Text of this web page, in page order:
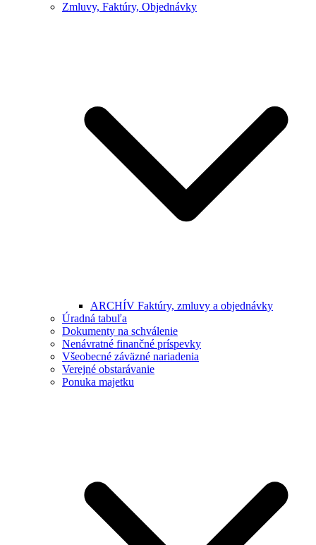
Zmluvy, Faktúry, Objednávky
ARCHÍV Faktúry, zmluvy a objednávky
Úradná tabuľa
Dokumenty na schválenie
Nenávratné finančné príspevky
Všeobecné záväzné nariadenia
Verejné obstarávanie
Ponuka majetku